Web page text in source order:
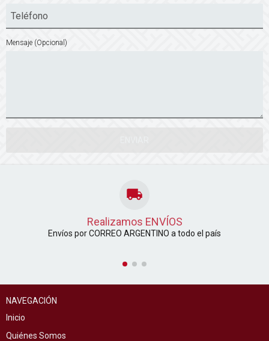
Mensaje (Opcional)
Realizamos ENVÍOS
Envíos por CORREO ARGENTINO a todo el país
NAVEGACIÓN
Inicio
Quiénes Somos